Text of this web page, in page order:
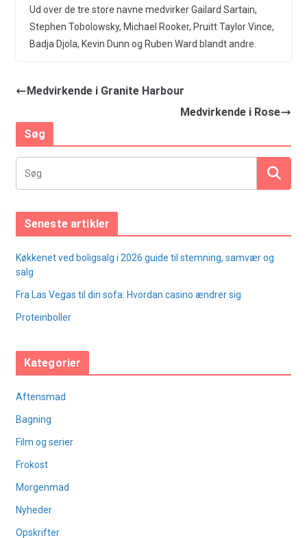
Ud over de tre store navne medvirker Gailard Sartain,
Stephen Tobolowsky, Michael Rooker, Pruitt Taylor Vince,
Badja Djola, Kevin Dunn og Ruben Ward blandt andre.
Medvirkende i Granite Harbour
Medvirkende i Rose
Søg
Seneste artikler
Køkkenet ved boligsalg i 2026 guide til stemning, samvær og
salg
Fra Las Vegas til din sofa: Hvordan casino ændrer sig
Proteinboller
Kategorier
Aftensmad
Bagning
Film og serier
Frokost
Morgenmad
Nyheder
Opskrifter